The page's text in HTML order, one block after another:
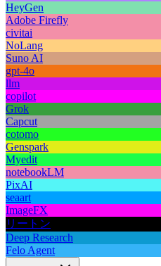
HeyGen
Adobe Firefly
civitai
NoLang
Suno AI
gpt-4o
llm
copilot
Grok
Capcut
cotomo
Genspark
Myedit
notebookLM
PixAI
seaart
ImageFX
リートン
Deep Research
Felo Agent